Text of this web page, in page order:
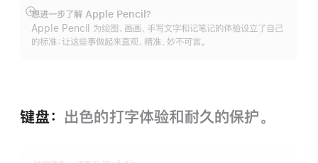
想进一步了解 Apple Pencil？
Apple Pencil 为绘图、画画、手写文字和记笔记的体验设立了自己
的标准：让这些事做起来直观、精准、妙不可言。
展
开
键盘： 出色的打字体验和耐久的保‍护。